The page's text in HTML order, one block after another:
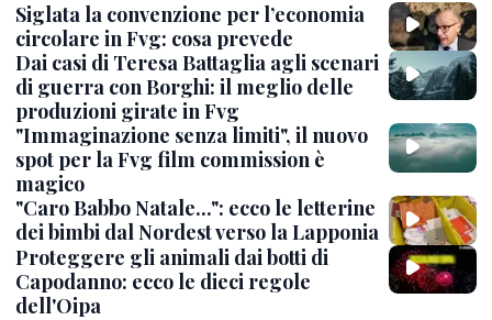
Siglata la convenzione per l’economia
circolare in Fvg: cosa prevede
Dai casi di Teresa Battaglia agli scenari
di guerra con Borghi: il meglio delle
produzioni girate in Fvg
"Immaginazione senza limiti", il nuovo
spot per la Fvg film commission è
magico
"Caro Babbo Natale...": ecco le letterine
dei bimbi dal Nordest verso la Lapponia
Proteggere gli animali dai botti di
Capodanno: ecco le dieci regole
dell'Oipa